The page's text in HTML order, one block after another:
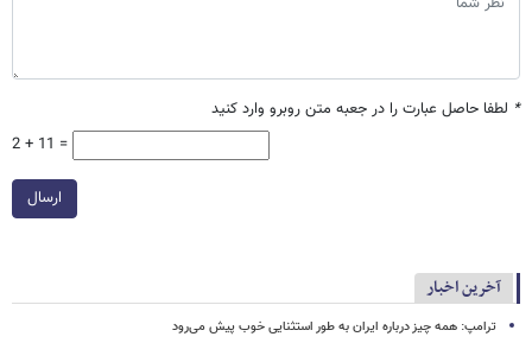
* لطفا حاصل عبارت را در جعبه متن روبرو وارد کنید
2 + 11 =
ارسال
آخرین اخبار
ترامپ: همه چیز درباره ایران به طور استثنایی خوب پیش می‌رود